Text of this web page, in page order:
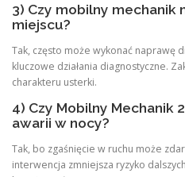
3) Czy mobilny mechanik
miejscu?
Tak, często może wykonać naprawę
kluczowe działania diagnostyczne.
charakteru usterki.
4) Czy Mobilny Mechanik
awarii w nocy?
Tak, bo zgaśnięcie w ruchu może
interwencja zmniejsza ryzyko